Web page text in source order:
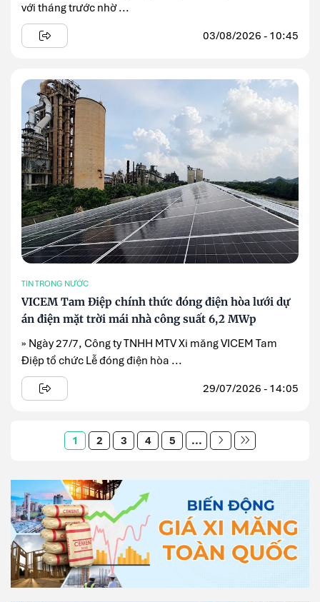
với tháng trước nhờ ...
03/08/2026 - 10:45
TIN TRONG NƯỚC
VICEM Tam Điệp chính thức đóng điện hòa lưới dự
án điện mặt trời mái nhà công suất 6,2 MWp
» Ngày 27/7, Công ty TNHH MTV Xi măng VICEM Tam
Điệp tổ chức Lễ đóng điện hòa ...
29/07/2026 - 14:05
1 2 3 4 5 ...